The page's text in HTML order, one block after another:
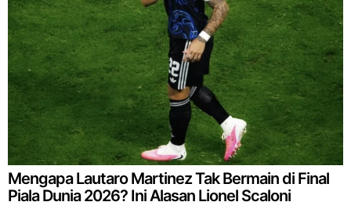
Mengapa Lautaro Martinez Tak Bermain di Final
Piala Dunia 2026? Ini Alasan Lionel Scaloni